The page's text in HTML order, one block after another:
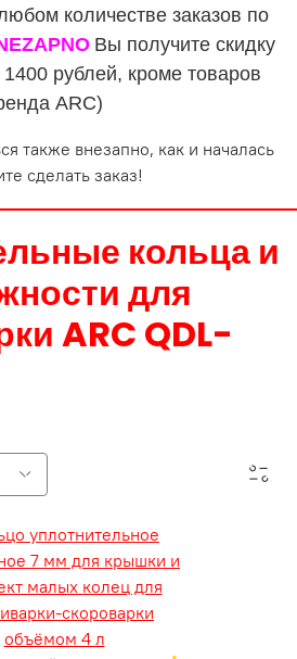
количестве заказов по
Вы получите скидку
рублей, кроме товаров
ARC)
также внезапно, как и началась
сделать заказ!
кольца и
для
ARC QDL-